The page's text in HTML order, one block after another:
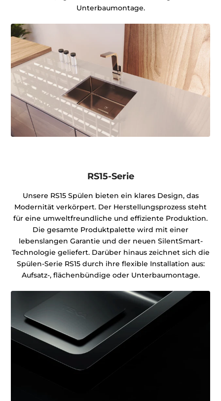
Unterbaumontage.
RS15-Serie
Unsere RS15 Spülen bieten ein klares Design, das
Modernität verkörpert. Der Herstellungsprozess steht
für eine umweltfreundliche und effiziente Produktion.
Die gesamte Produktpalette wird mit einer
lebenslangen Garantie und der neuen SilentSmart-
Technologie geliefert. Darüber hinaus zeichnet sich die
Spülen-Serie RS15 durch ihre flexible Installation aus:
Aufsatz-, flächenbündige oder Unterbaumontage.